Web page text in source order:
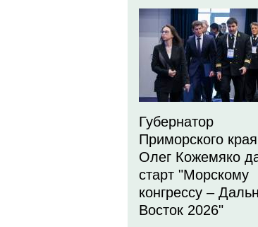
Губернатор
Приморского края
Олег Кожемяко
старт "Морскому
конгрессу –
Восток 2026"